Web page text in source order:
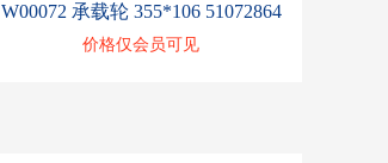
W00072 承载轮 355*106 51072864
价格仅会员可见